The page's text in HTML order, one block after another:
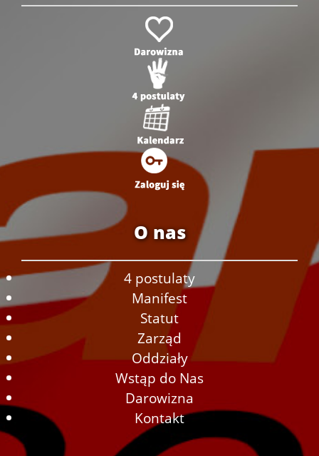
O nas
4 postulaty
Manifest
Statut
Zarząd
Oddziały
Wstąp do Nas
Darowizna
Kontakt